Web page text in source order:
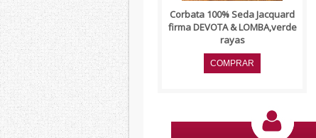
Corbata 100% Seda Jacquard
firma DEVOTA & LOMBA,verde
rayas